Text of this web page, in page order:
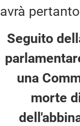
avrà
Seguito
una
morte